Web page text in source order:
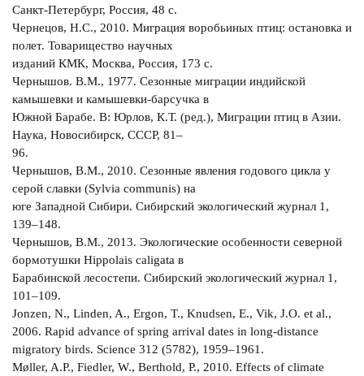
Санкт-Петербург, Россия, 48 с.
Чернецов, Н.С., 2010. Миграция воробьиных птиц: остановка и
полет. Товарищество научных
изданий КМК, Москва, Россия, 173 с.
Чернышов. В.М., 1977. Сезонные миграции индийской
камышевки и камышевки-барсучка в
Южной Барабе. В: Юрлов, К.Т. (ред.), Миграции птиц в Азии.
Наука, Новосибирск, СССР, 81–
96.
Чернышов, В.М., 2010. Сезонные явления годового цикла у
серой славки (Sylvia communis) на
юге Западной Сибири. Сибирский экологический журнал 1,
139–148.
Чернышов, В.М., 2013. Экологические особенности северной
бормотушки Hippolais caligata в
Барабинской лесостепи. Сибирский экологический журнал 1,
101–109.
Jonzen, N., Linden, A., Ergon, T., Knudsen, E., Vik, J.O. et al.,
2006. Rapid advance of spring arrival dates in long-distance
migratory birds. Science 312 (5782), 1959–1961.
Møller, A.P., Fiedler, W., Berthold, P., 2010. Effects of climate